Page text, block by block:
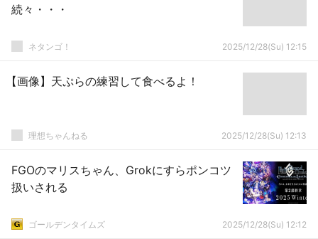
続々・・・
ネタンゴ！ 2025/12/28(Su) 12:15
【画像】天ぷらの練習して食べるよ！
理想ちゃんねる 2025/12/28(Su) 12:13
FGOのマリスちゃん、Grokにすらポンコツ
扱いされる
ゴールデンタイムズ 2025/12/28(Su) 12:12